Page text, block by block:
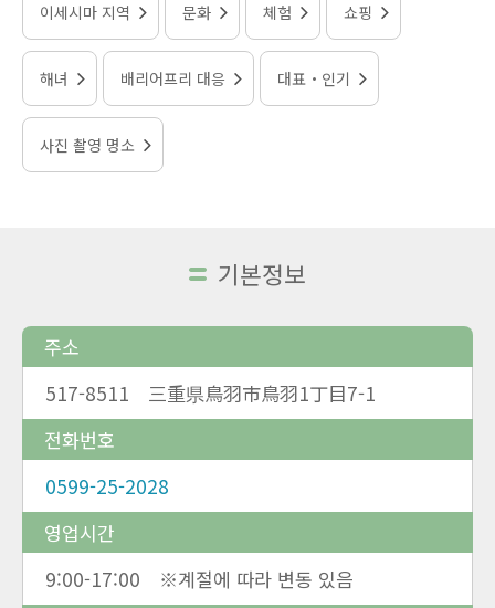
이세시마 지역 문화 체험 쇼핑
해녀 배리어프리 대응 대표・인기
사진 촬영 명소
기본정보
주소
517-8511 三重県鳥羽市鳥羽1丁目7-1
전화번호
0599-25-2028
영업시간
9:00-17:00 ※계절에 따라 변동 있음